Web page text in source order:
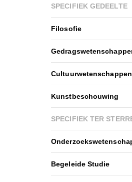
SPECIFIEK GEDEELTE
Filosofie
Cultuurwetenschappen
Kunstbeschouwing
SPECIFIEK TER
Begeleide Studie